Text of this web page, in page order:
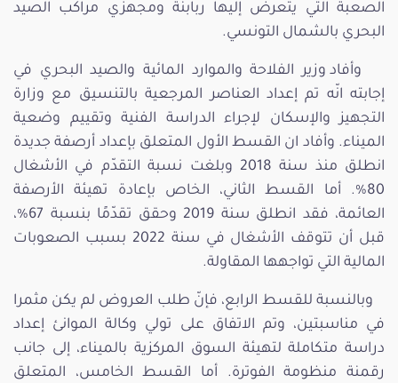
الصعبة التي يتعرض إليها ربابنة ومجهزي مراكب الصيد
البحري بالشمال التونسي.
وأفاد وزير الفلاحة والموارد المائية والصيد البحري في
إجابته انّه تم إعداد العناصر المرجعية بالتنسيق مع وزارة
التجهيز والإسكان لإجراء الدراسة الفنية وتقييم وضعية
الميناء. وأفاد ان القسط الأول المتعلق بإعداد أرصفة جديدة
انطلق منذ سنة 2018 وبلغت نسبة التقدّم في الأشغال
80%. أما القسط الثاني، الخاص بإعادة تهيئة الأرصفة
العائمة، فقد انطلق سنة 2019 وحقق تقدّمًا بنسبة 67%،
قبل أن تتوقف الأشغال في سنة 2022 بسبب الصعوبات
المالية التي تواجهها المقاولة.
وبالنسبة للقسط الرابع، فإنّ طلب العروض لم يكن مثمرا
في مناسبتين، وتم الاتفاق على تولي وكالة الموانئ إعداد
دراسة متكاملة لتهيئة السوق المركزية بالميناء، إلى جانب
رقمنة منظومة الفوترة. أما القسط الخامس، المتعلق